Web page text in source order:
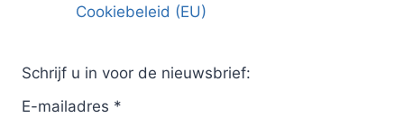
Cookiebeleid (EU)
Schrijf u in voor de nieuwsbrief:
E-mailadres *